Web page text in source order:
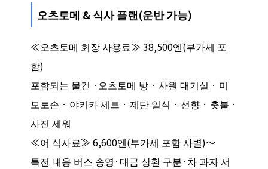
오츠토메 & 식사 플랜(운반 가능)
≪오츠토메 회장 사용료≫ 38,500엔(부가세 포
함)
포함되는 물건 ·오츠토메 방 · 사원 대기실 · 미
모토손 · 야키카 세트 · 제단 일식 · 선향 · 촛불 ·
사진 세워
≪어 식사료≫ 6,600엔(부가세 포함 사별)～
특전 내용 버스 송영·대금 상환 구분·차 과자 서